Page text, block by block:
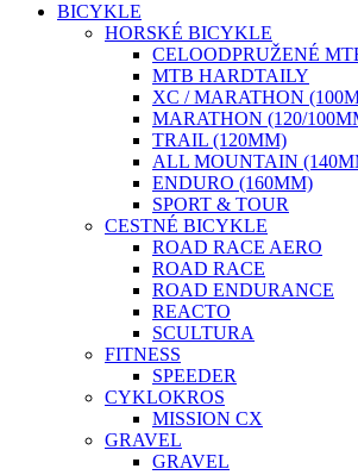
BICYKLE
HORSKÉ BICYKLE
CELOODPRUŽENÉ
MTB HARDTAILY
XC / MARATHON
MARATHON (120/
TRAIL (120MM)
ALL MOUNTAIN
ENDURO (160MM)
SPORT & TOUR
CESTNÉ BICYKLE
ROAD RACE AERO
ROAD RACE
ROAD ENDURANCE
REACTO
SCULTURA
FITNESS
SPEEDER
CYKLOKROS
MISSION CX
GRAVEL
GRAVEL